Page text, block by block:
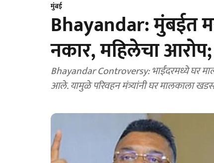
मुंबई
Bhayandar: मुंबईत
नकार, महिलेचा
Bhayandar Controversy: भाईंदरमध्ये घर
आले. यामुळे परिवहन मंत्र्यांनी घर मालकाला